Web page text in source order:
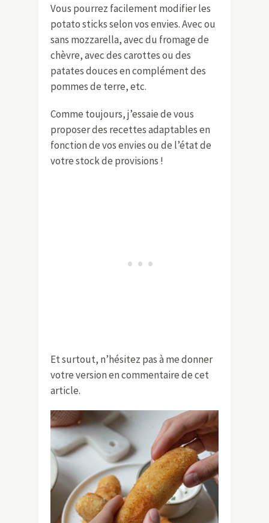
Vous pourrez facilement modifier les
potato sticks selon vos envies. Avec ou
sans mozzarella, avec du fromage de
chèvre, avec des carottes ou des
patates douces en complément des
pommes de terre, etc.
Comme toujours, j’essaie de vous
proposer des recettes adaptables en
fonction de vos envies ou de l’état de
votre stock de provisions !
Et surtout, n’hésitez pas à me donner
votre version en commentaire de cet
article.